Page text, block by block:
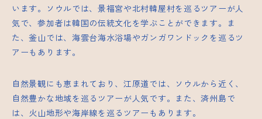
います。ソウルでは、景福宮や北村韓屋村を巡るツアーが人
気で、参加者は韓国の伝統文化を学ぶことができます。ま
た、釜山では、海雲台海水浴場やガンガワンドックを巡るツ
アーもあります。
自然景観にも恵まれており、江原道では、ソウルから近く、
自然豊かな地域を巡るツアーが人気です。また、済州島で
は、火山地形や海岸線を巡るツアーもあります。